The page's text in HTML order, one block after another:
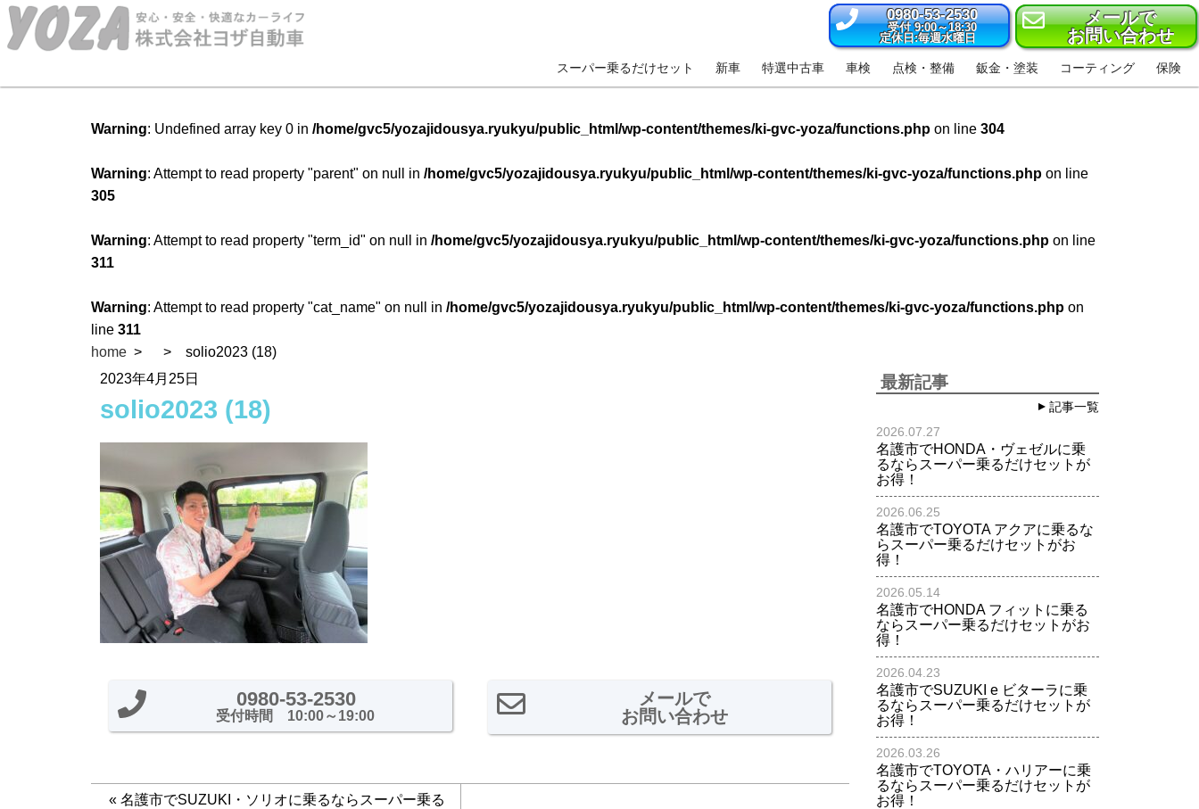
0980-53-2530
受付 9:00～18:30
定休日:毎週水曜日
メールで
お問い合わせ
スーパー乗るだけセット 新車 特選中古車 車検 点検・整備 鈑金・塗装 コーティング 保険
Warning: Undefined array key 0 in /home/gvc5/yozajidousya.ryukyu/public_html/wp-content/themes/ki-gvc-yoza/functions.php on line 304
Warning: Attempt to read property "parent" on null in /home/gvc5/yozajidousya.ryukyu/public_html/wp-content/themes/ki-gvc-yoza/functions.php on line
305
Warning: Attempt to read property "term_id" on null in /home/gvc5/yozajidousya.ryukyu/public_html/wp-content/themes/ki-gvc-yoza/functions.php on line
311
Warning: Attempt to read property "cat_name" on null in /home/gvc5/yozajidousya.ryukyu/public_html/wp-content/themes/ki-gvc-yoza/functions.php on
line 311
home
solio2023 (18)
2023年4月25日
solio2023 (18)
0980-53-2530
受付時間 10:00～19:00
メールで
お問い合わせ
« 名護市でSUZUKI・ソリオに乗るならスーパー乗る
最新記事
記事一覧
2026.07.27
名護市でHONDA・ヴェゼルに乗
るならスーパー乗るだけセットが
お得！
2026.06.25
名護市でTOYOTA アクアに乗るな
らスーパー乗るだけセットがお
得！
2026.05.14
名護市でHONDA フィットに乗る
ならスーパー乗るだけセットがお
得！
2026.04.23
名護市でSUZUKI e ビターラに乗
るならスーパー乗るだけセットが
お得！
2026.03.26
名護市でTOYOTA・ハリアーに乗
るならスーパー乗るだけセットが
お得！